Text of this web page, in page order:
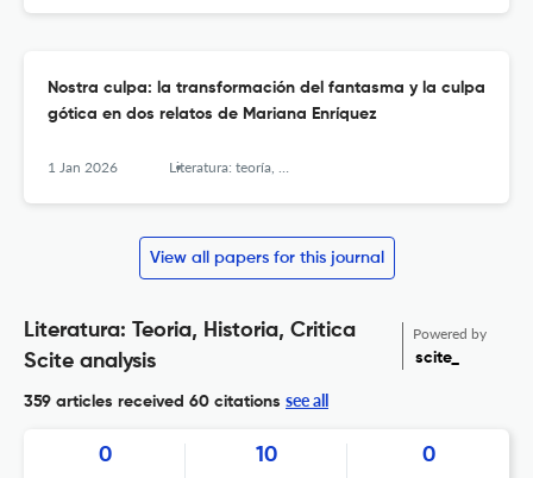
Nostra culpa: la transformación del fantasma y la culpa
gótica en dos relatos de Mariana Enríquez
1 Jan 2026 Literatura: teoría, historia, crítica
View all papers for this journal
Literatura: Teoria, Historia, Critica
Scite analysis
Powered by
scite_
359 articles received 60 citations see all
0 10 0